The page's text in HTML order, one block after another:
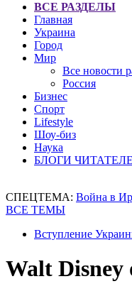
ВСЕ РАЗДЕЛЫ
Главная
Украина
Город
Мир
Все новости
Россия
Бизнес
Спорт
Lifestyle
Шоу-биз
Наука
БЛОГИ
СПЕЦТЕМА: Война в
ВСЕ ТЕМЫ
Вступление
Walt Disney